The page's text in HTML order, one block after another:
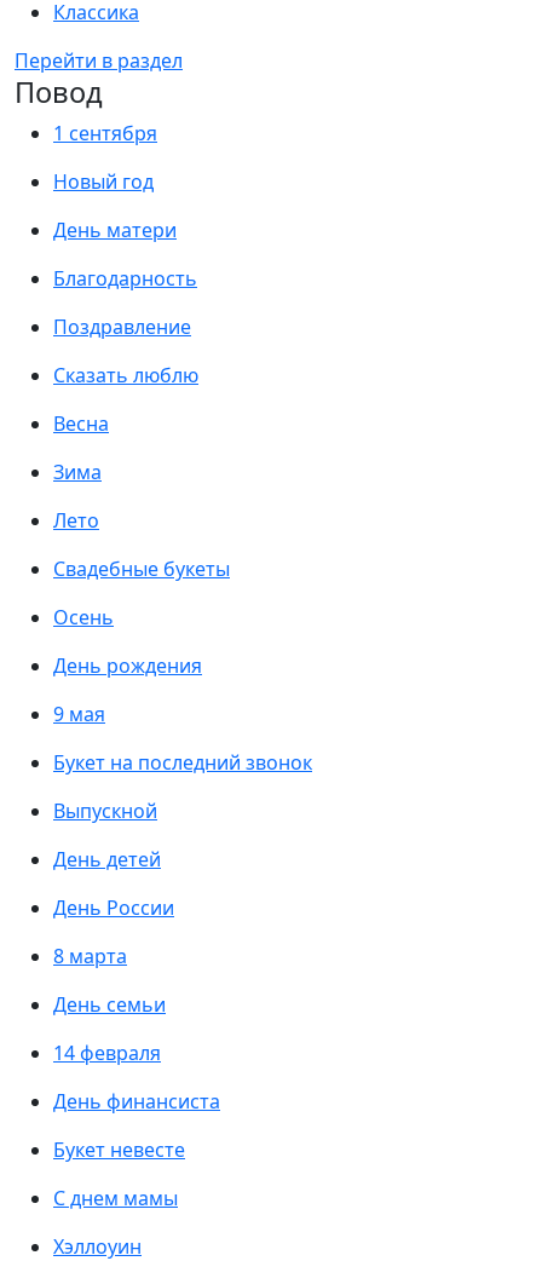
Классика
Перейти в раздел
Повод
1 сентября
Новый год
День матери
Благодарность
Поздравление
Сказать люблю
Весна
Зима
Лето
Свадебные букеты
Осень
День рождения
9 мая
Букет на последний звонок
Выпускной
День детей
День России
8 марта
День семьи
14 февраля
День финансиста
Букет невесте
С днем мамы
Хэллоуин